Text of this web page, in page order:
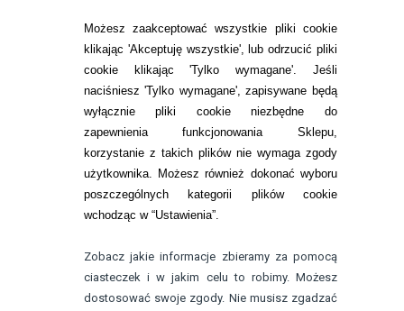
Możesz zaakceptować wszystkie pliki cookie
klikając 'Akceptuję wszystkie', lub odrzucić pliki
cookie klikając 'Tylko wymagane'. Jeśli
naciśniesz 'Tylko wymagane', zapisywane będą
wyłącznie pliki cookie niezbędne do
zapewnienia funkcjonowania Sklepu,
korzystanie z takich plików nie wymaga zgody
użytkownika. Możesz również dokonać wyboru
poszczególnych kategorii plików cookie
wchodząc w “Ustawienia”.
Zobacz jakie informacje zbieramy za pomocą
ciasteczek i w jakim celu to robimy. Możesz
dostosować swoje zgody. Nie musisz zgadzać
Sprawdź naszą ofertę:
Soczewki jednodniowe
Soczewki dwutygodniowe
Soczewki miesięczne
Soczewki całodobowe
Płyny do soczewek
Źródła: